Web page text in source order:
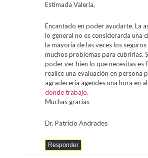
Estimada Valeria,
Encantado en poder ayudarte. La
lo general no es considerarda una
la mayoría de las veces los
muchos problemas para cubrirlas.
poder ver bien lo que necesitas es
realice una evaluación en persona
agradecería agendes una hora en
donde trabajo.
Muchas gracias
Dr. Patricio Andrades
Responder